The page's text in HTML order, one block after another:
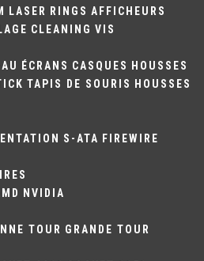
LASER RINGS AFFICHEURS
CLEANING VIS
ÉCRANS CASQUES
HOUSSES
TAPIS DE SOURIS
HOUSSES
S-ATA FIREWIRE
NVIDIA
TOUR GRANDE TOUR